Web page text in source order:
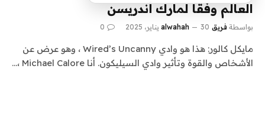
العالم وفقا لمارك أندريسن
بواسطة فريق alwahah 30 يناير، 2025 0
مايكل كالور: هذا هو وادي Wired’s Uncanny ، وهو عرض عن
الأشخاص والقوة وتأثير وادي السيليكون. أنا Michael Calore ،…